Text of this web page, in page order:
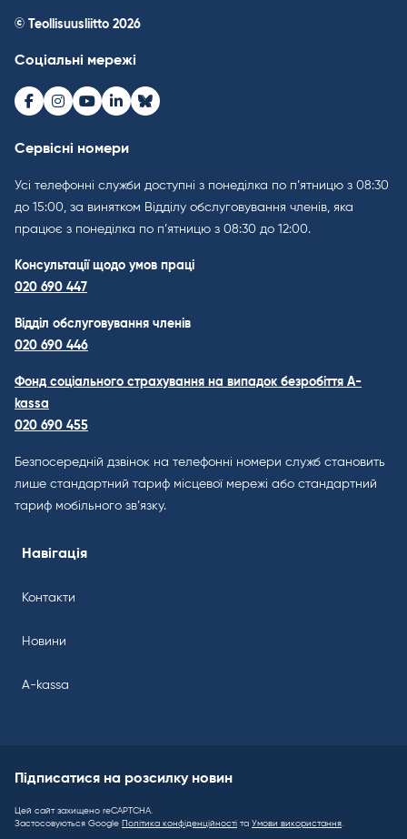
© Teollisuusliitto 2026
Соціальні мережі
Facebook
Instagram
Youtube
LinkedInBluesky
Сервісні номери
Усі телефонні служби доступні з понеділка по п’ятницю з 08:30
до 15:00, за винятком Відділу обслуговування членів, яка
працює з понеділка по п’ятницю з 08:30 до 12:00.
Консультації щодо умов праці
020 690 447
Відділ обслуговування членів
020 690 446
Фонд соціального страхування на випадок безробіття A-
kassa
020 690 455
Безпосередній дзвінок на телефонні номери служб становить
лише стандартний тариф місцевої мережі або стандартний
тариф мобільного зв’язку.
Навігація
Контакти
Новини
A-kassa
Підписатися на розсилку новин
Цей сайт захищено reCAPTCHA.
Застосовуються Google Політика конфіденційності та Умови використання.